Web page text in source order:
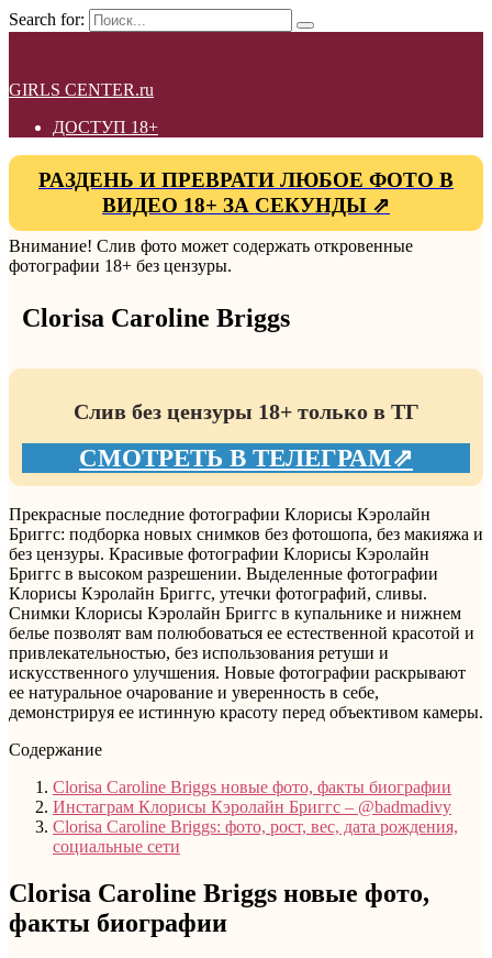
Search for:
GIRLS CENTER.ru
ДОСТУП 18+
РАЗДЕНЬ И ПРЕВРАТИ ЛЮБОЕ ФОТО В
ВИДЕО 18+ ЗА СЕКУНДЫ ⇗
Внимание! Слив фото может содержать откровенные
фотографии 18+ без цензуры.
Clorisa Caroline Briggs
Слив без цензуры 18+ только в ТГ
СМОТРЕТЬ В ТЕЛЕГРАМ⇗
Прекрасные последние фотографии Клорисы Кэролайн
Бриггс: подборка новых снимков без фотошопа, без макияжа и
без цензуры. Красивые фотографии Клорисы Кэролайн
Бриггс в высоком разрешении. Выделенные фотографии
Клорисы Кэролайн Бриггс, утечки фотографий, сливы.
Снимки Клорисы Кэролайн Бриггс в купальнике и нижнем
белье позволят вам полюбоваться ее естественной красотой и
привлекательностью, без использования ретуши и
искусственного улучшения. Новые фотографии раскрывают
ее натуральное очарование и уверенность в себе,
демонстрируя ее истинную красоту перед объективом камеры.
Содержание
Clorisa Caroline Briggs новые фото, факты биографии
Инстаграм Клорисы Кэролайн Бриггс – @badmadivy
Clorisa Caroline Briggs: фото, рост, вес, дата рождения,
социальные сети
Clorisa Caroline Briggs новые фото,
факты биографии